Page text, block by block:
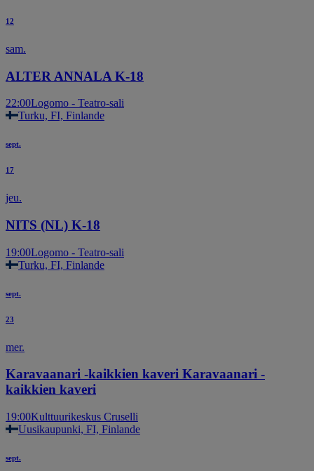
12
sam.
ALTER ANNALA K-18
22:00Logomo - Teatro-sali
Turku, FI, Finlande
sept.
17
jeu.
NITS (NL) K-18
19:00Logomo - Teatro-sali
Turku, FI, Finlande
sept.
23
mer.
Karavaanari -kaikkien kaveri Karavaanari -
kaikkien kaveri
19:00Kulttuurikeskus Cruselli
Uusikaupunki, FI, Finlande
sept.